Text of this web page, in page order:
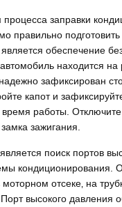
заправки
правильно
обеспечение
находится на
зафиксирован
капот и
работы. Отключите
зажигания.
поиск портов
кондиционирования.
отсеке‚ на
высокого давления